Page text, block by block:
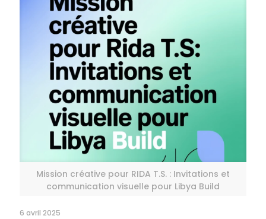
Mission créative pour RIDA T.S. : Invitations et
communication visuelle pour Libya Build
6 avril 2025